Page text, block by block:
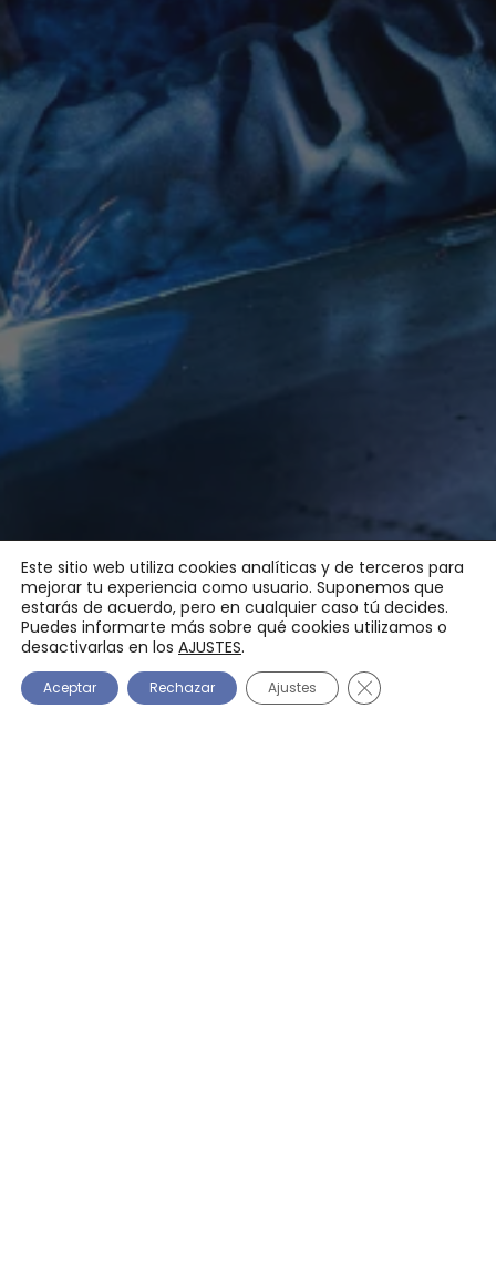
Este sitio web utiliza cookies analíticas y de terceros para
mejorar tu experiencia como usuario. Suponemos que
estarás de acuerdo, pero en cualquier caso tú decides.
Puedes informarte más sobre qué cookies utilizamos o
desactivarlas en los AJUSTES.
Aceptar Rechazar Ajustes CERRAR EL